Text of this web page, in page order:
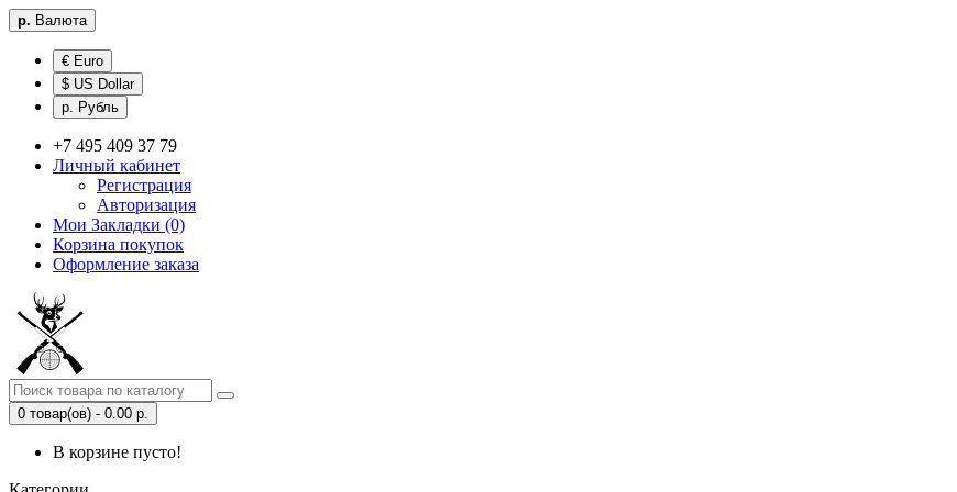
р. Валюта
€ Euro
$ US Dollar
р. Рубль
+7 495 409 37 79
Личный кабинет
Регистрация
Авторизация
Мои Закладки (0)
Корзина покупок
Оформление заказа
0 товар(ов) - 0.00 р.
В корзине пусто!